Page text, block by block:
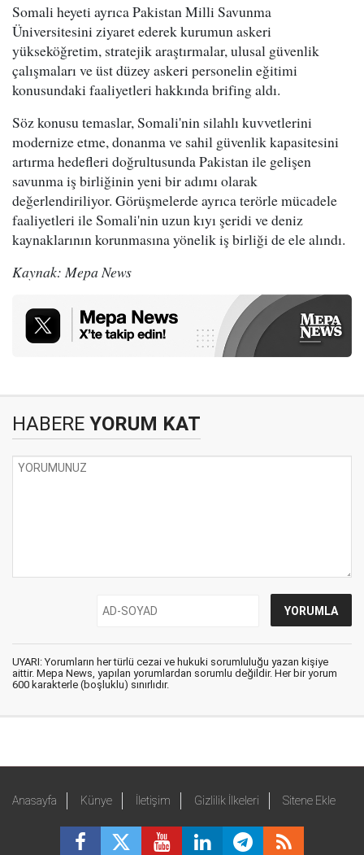
Somali heyeti ayrıca Pakistan Milli Savunma
Üniversitesini ziyaret ederek kurumun askeri
yükseköğretim, stratejik araştırmalar, ulusal güvenlik
çalışmaları ve üst düzey askeri personelin eğitimi
konusundaki faaliyetleri hakkında brifing aldı.
Söz konusu temaslar, Somali'nin silahlı kuvvetlerini
modernize etme, donanma ve sahil güvenlik kapasitesini
artırma hedefleri doğrultusunda Pakistan ile gelişen
savunma iş birliğinin yeni bir adımı olarak
değerlendiriliyor. Görüşmelerde ayrıca terörle mücadele
faaliyetleri ile Somali'nin uzun kıyı şeridi ve deniz
kaynaklarının korunmasına yönelik iş birliği de ele alındı.
Kaynak: Mepa News
HABERE YORUM KAT
UYARI: Yorumların her türlü cezai ve hukuki sorumluluğu yazan kişiye
aittir. Mepa News, yapılan yorumlardan sorumlu değildir. Her bir yorum
600 karakterle (boşluklu) sınırlıdır.
Anasayfa Künye İletişim Gizlilik İlkeleri Sitene Ekle